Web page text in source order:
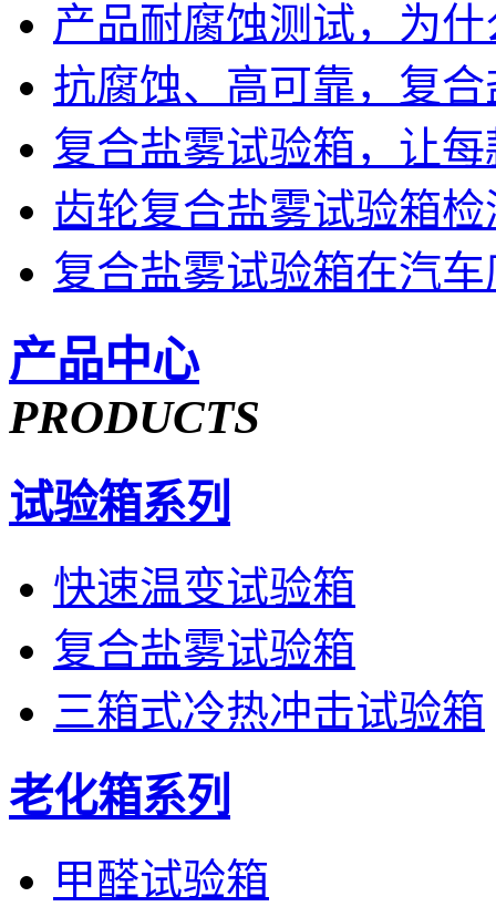
产品耐腐蚀测试，为
抗腐蚀、高可靠，复
复合盐雾试验箱，让
齿轮复合盐雾试验箱
复合盐雾试验箱在汽
产品中心
PRODUCTS
试验箱系列
快速温变试验箱
复合盐雾试验箱
三箱式冷热冲击试验箱
老化箱系列
甲醛试验箱